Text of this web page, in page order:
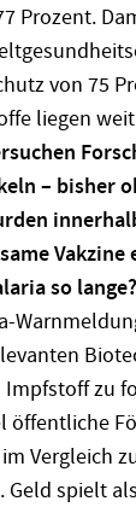
Prozent.
von 75
liegen
– bisher
so lange?
zu
öffentliche
Vergleich
Geld spielt